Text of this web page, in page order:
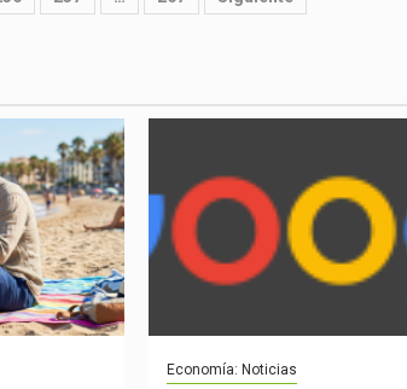
Economía: Noticias